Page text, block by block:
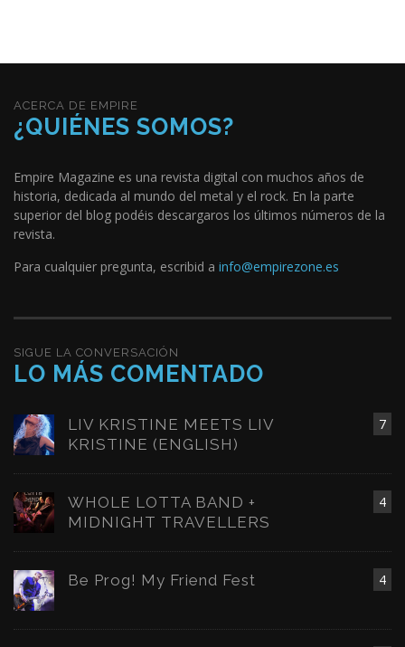
ACERCA DE EMPIRE
¿QUIÉNES SOMOS?
Empire Magazine es una revista digital con muchos años de
historia, dedicada al mundo del metal y el rock. En la parte
superior del blog podéis descargaros los últimos números de la
revista.
Para cualquier pregunta, escribid a info@empirezone.es
SIGUE LA CONVERSACIÓN
LO MÁS COMENTADO
7
LIV KRISTINE MEETS LIV
KRISTINE (ENGLISH)
4
WHOLE LOTTA BAND +
MIDNIGHT TRAVELLERS
4
Be Prog! My Friend Fest